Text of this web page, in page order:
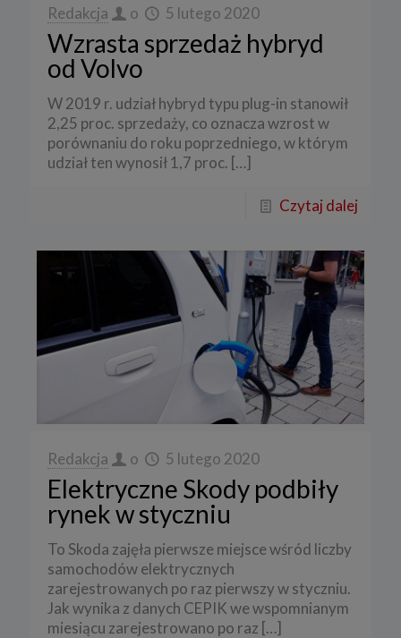
Redakcja o 5 lutego 2020
Wzrasta sprzedaż hybryd
od Volvo
W 2019 r. udział hybryd typu plug-in stanowił
2,25 proc. sprzedaży, co oznacza wzrost w
porównaniu do roku poprzedniego, w którym
udział ten wynosił 1,7 proc. […]
Czytaj dalej
Redakcja o 5 lutego 2020
Elektryczne Skody podbiły
rynek w styczniu
To Skoda zajęła pierwsze miejsce wśród liczby
samochodów elektrycznych
zarejestrowanych po raz pierwszy w styczniu.
Jak wynika z danych CEPIK we wspomnianym
miesiącu zarejestrowano po raz […]